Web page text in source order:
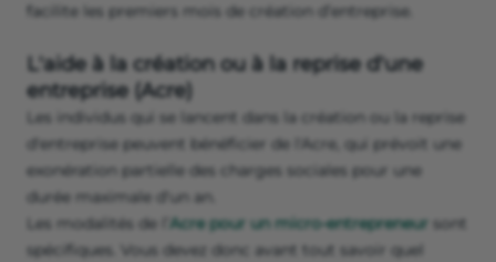
facilite les premiers mois de création d’entreprise.
L'aide à la création ou à la reprise d'une
entreprise (Acre)
Les individus qui se lancent dans la création ou la reprise
d'entreprise peuvent bénéficier de l'Acre, qui prévoit une
exonération partielle des charges sociales pour une
durée maximale d'un an.
Les modalités de l’ Acre pour un micro-entrepreneur sont
spécifiques. Vous devez donc avant tout savoir quel